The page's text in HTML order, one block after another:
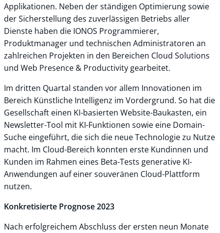
Applikationen. Neben der ständigen Optimierung sowie
der Sicherstellung des zuverlässigen Betriebs aller
Dienste haben die IONOS Programmierer,
Produktmanager und technischen Administratoren an
zahlreichen Projekten in den Bereichen Cloud Solutions
und Web Presence & Productivity gearbeitet.
Im dritten Quartal standen vor allem Innovationen im
Bereich Künstliche Intelligenz im Vordergrund. So hat die
Gesellschaft einen KI-basierten Website-Baukasten, ein
Newsletter-Tool mit KI-Funktionen sowie eine Domain-
Suche eingeführt, die sich die neue Technologie zu Nutze
macht. Im Cloud-Bereich konnten erste Kundinnen und
Kunden im Rahmen eines Beta-Tests generative KI-
Anwendungen auf einer souveränen Cloud-Plattform
nutzen.
Konkretisierte Prognose 2023
Nach erfolgreichem Abschluss der ersten neun Monate